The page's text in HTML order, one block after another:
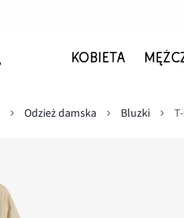
KOBIETA
Odzież damska Bluzki